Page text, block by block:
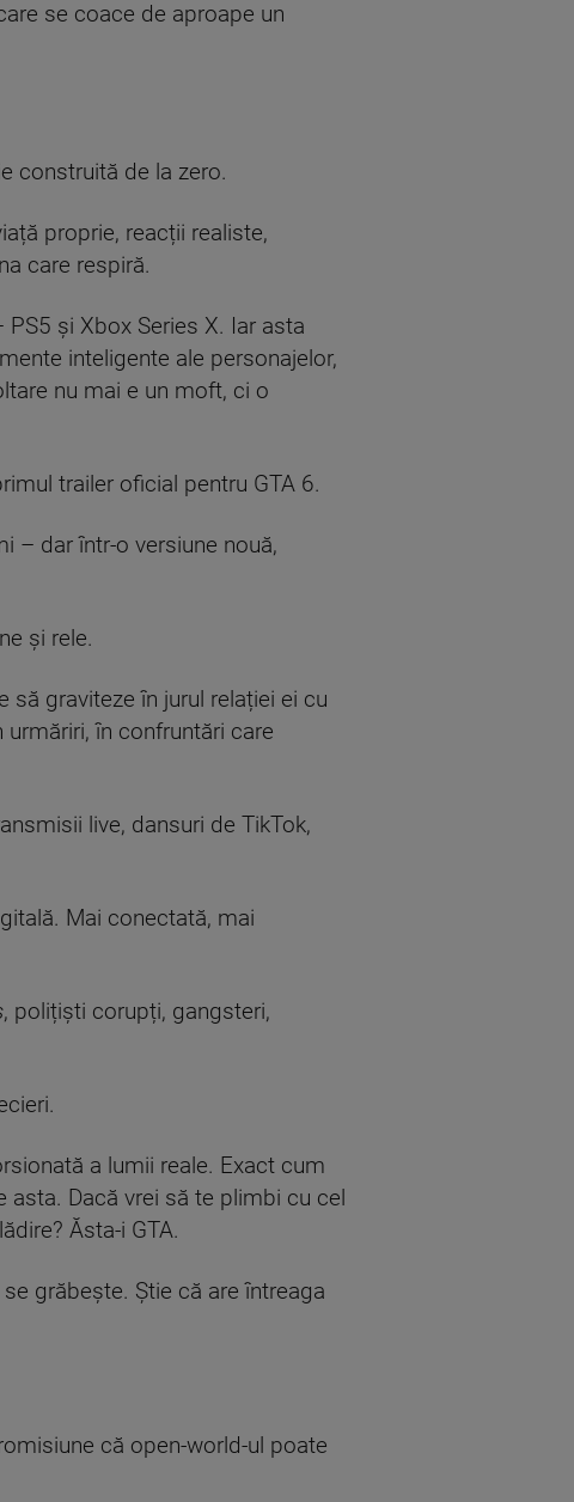
se coace de aproape un
construită de la zero.
proprie, reacții realiste,
care respiră.
și Xbox Series X. Iar asta
inteligente ale personajelor,
nu mai e un moft, ci o
trailer oficial pentru GTA 6.
– dar într-o versiune nouă,
și rele.
graviteze în jurul relației ei cu
în confruntări care
live, dansuri de TikTok,
Mai conectată, mai
, polițiști corupți, gangsteri,
a lumii reale. Exact cum
asta. Dacă vrei să te plimbi cu cel
Ăsta-i GTA.
grăbește. Știe că are întreaga
că open-world-ul poate